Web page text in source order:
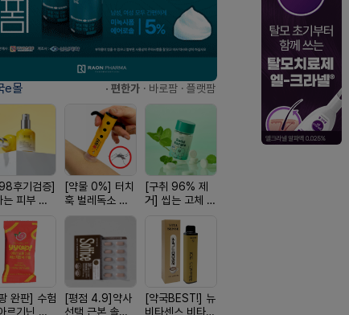
e몰 · 편한가 · 바로팜 · 플랫팜
후기검증]
는 피부 오
[약물 0%] 터치
훅 벌레독소 흡
인기
[구취 96% 제
거] 씹는 고체 가
완판] 수험
르기닌 에
[평점 4.9]약사
선택 근본 솔루
[약국BEST!] 뉴
비타센스 비타민